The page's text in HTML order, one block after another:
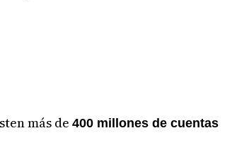
más de 400 millones de cuentas